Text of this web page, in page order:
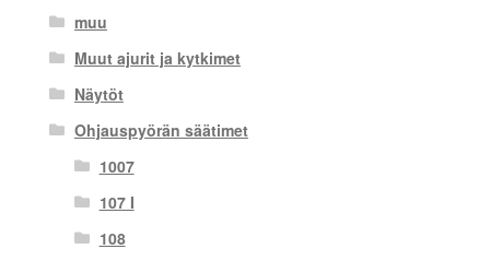
muu
Muut ajurit ja kytkimet
Näytöt
Ohjauspyörän säätimet
1007
107 I
108